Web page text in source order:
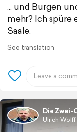
... und Burgen
mehr? Ich spüre
Saale.
See translation
Die Zwei-
Ulrich Wolff